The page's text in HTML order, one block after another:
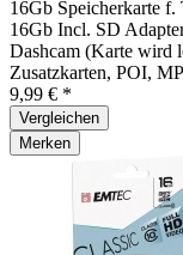
16Gb Speicherkarte
16Gb Incl. SD
Dashcam (Karte wird
Zusatzkarten, POI,
9,99 € *
Vergleichen
Merken